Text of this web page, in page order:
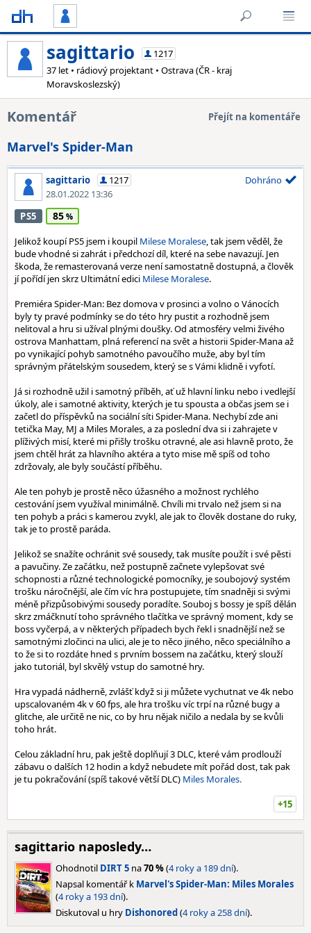
sagittario
1217
37 let • rádiový projektant • Ostrava (ČR - kraj
Moravskoslezský)
Komentář Přejít na komentáře
Marvel's Spider-Man
sagittario
1217
28.01.2022 13:36
Dohráno
PS5 85
Jelikož koupí PS5 jsem i koupil Milese Moralese, tak jsem věděl, že
bude vhodné si zahrát i předchozí díl, které na sebe navazují. Jen
škoda, že remasterovaná verze není samostatně dostupná, a člověk
jí pořídí jen skrz Ultimátní edici Milese Moralese.
Premiéra Spider-Man: Bez domova v prosinci a volno o Vánocích
byly ty pravé podmínky se do této hry pustit a rozhodně jsem
nelitoval a hru si užíval plnými doušky. Od atmosféry velmi živého
ostrova Manhattam, plná referencí na svět a historii Spider-Mana až
po vynikající pohyb samotného pavoučího muže, aby byl tím
správným přátelským sousedem, který se s Vámi klidně i vyfotí.
Já si rozhodně užil i samotný příběh, ať už hlavní linku nebo i vedlejší
úkoly, ale i samotné aktivity, kterých je tu spousta a občas jsem se i
začetl do příspěvků na sociální síti Spider-Mana. Nechybí zde ani
tetička May, MJ a Miles Morales, a za poslední dva si i zahrajete v
plíživých misí, které mi přišly trošku otravné, ale asi hlavně proto, že
jsem chtěl hrát za hlavního aktéra a tyto mise mě spíš od toho
zdržovaly, ale byly součástí příběhu.
Ale ten pohyb je prostě něco úžasného a možnost rychlého
cestování jsem využíval minimálně. Chvíli mi trvalo než jsem si na
ten pohyb a práci s kamerou zvykl, ale jak to člověk dostane do ruky,
tak je to prostě paráda.
Jelikož se snažíte ochránit své sousedy, tak musíte použít i své pěsti
a pavučiny. Ze začátku, než postupně začnete vylepšovat své
schopnosti a různé technologické pomocníky, je soubojový systém
trošku náročnější, ale čím víc hra postupujete, tím snadněji si svými
méně přizpůsobivými sousedy poradíte. Souboj s bossy je spíš dělán
skrz zmáčknutí toho správného tlačítka ve správný moment, kdy se
boss vyčerpá, a v některých případech bych řekl i snadnější než se
samotnými zločinci na ulici, ale je to něco jiného, něco speciálního a
to že si to rozdáte hned s prvním bossem na začátku, který slouží
jako tutoriál, byl skvělý vstup do samotné hry.
Hra vypadá nádherně, zvlášť když si ji můžete vychutnat ve 4k nebo
upscalovaném 4k v 60 fps, ale hra trošku víc trpí na různé bugy a
glitche, ale určitě ne nic, co by hru nějak ničilo a nedala by se kvůli
toho hrát.
Celou základní hru, pak ještě doplňují 3 DLC, které vám prodlouží
zábavu o dalších 12 hodin a když nebudete mít pořád dost, tak pak
je tu pokračování (spíš takové větší DLC) Miles Morales.
+15
sagittario naposledy…
Ohodnotil DIRT 5 na70 %(4 roky a 189 dní).
Napsal komentář k Marvel's Spider-Man: Miles Morales
(4 roky a 193 dní).
Diskutoval u hry Dishonored(4 roky a 258 dní).